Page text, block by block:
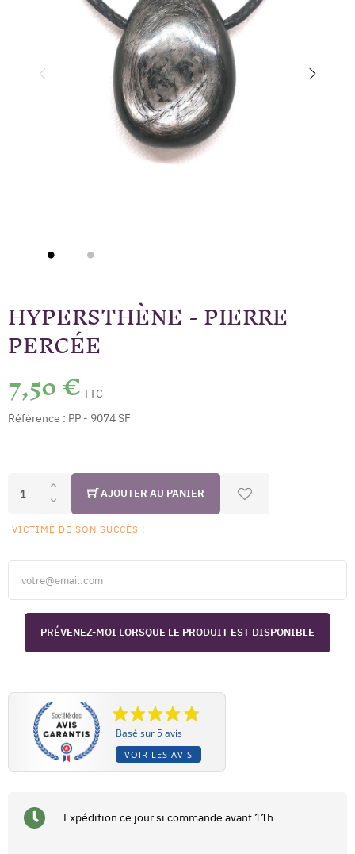
HYPERSTHÈNE - PIERRE
PERCÉE
7,50 € TTC
Référence : PP - 9074 SF
AJOUTER AU PANIER
VICTIME DE SON SUCCÈS !
PRÉVENEZ-MOI LORSQUE LE PRODUIT EST DISPONIBLE
Basé sur 5 avis
VOIR LES AVIS
Expédition ce jour si commande avant 11h